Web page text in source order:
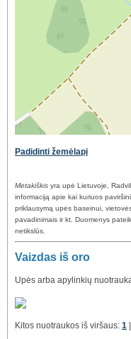
Padidinti žemėlapį
Metakiškis yra upė Lietuvoje,
informaciją apie kai kuriuos
priklausymą upės baseinui,
pavadinimais ir kt. Duomenys
netikslūs.
Vaizdas iš oro
Upės arba apylinkių
Kitos nuotraukos iš viršaus: 1